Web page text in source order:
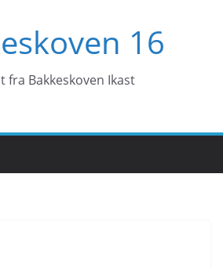
16
fra Bakkeskoven Ikast